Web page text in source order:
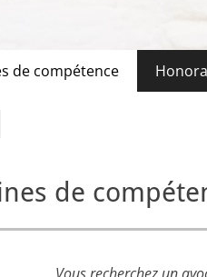
de compétence
de